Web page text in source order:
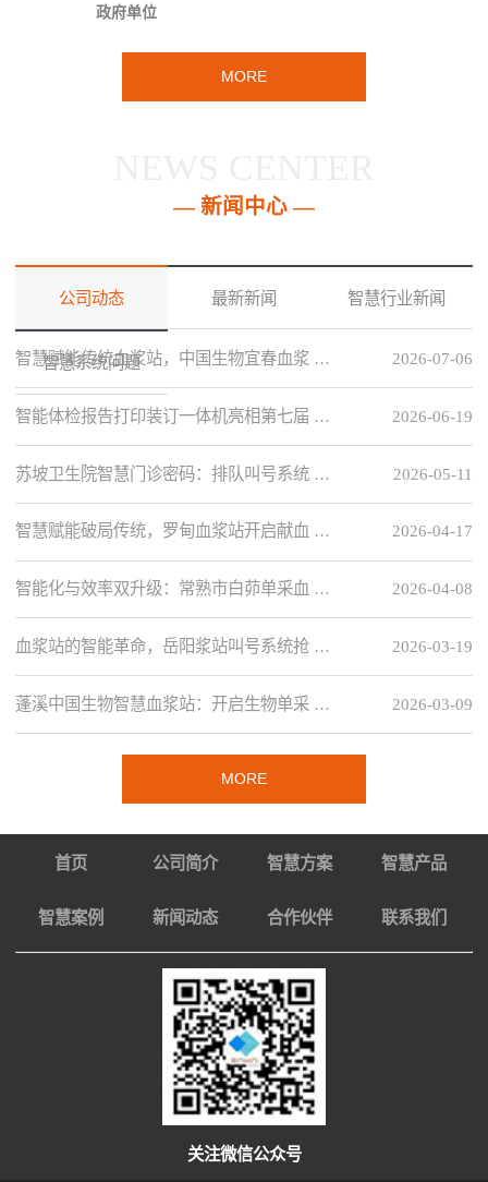
政府单位
MORE
— 新闻中心 —
公司动态 最新新闻 智慧行业新闻
智慧系统问题 2026-07-06
智慧赋能传统血浆站，中国生物宜春血浆 …
2026-06-19
智能体检报告打印装订一体机亮相第七届 …
2026-05-11
苏坡卫生院智慧门诊密码：排队叫号系统 …
2026-04-17
智慧赋能破局传统，罗甸血浆站开启献血 …
2026-04-08
智能化与效率双升级：常熟市白茆单采血 …
2026-03-19
血浆站的智能革命，岳阳浆站叫号系统抢 …
2026-03-09
蓬溪中国生物智慧血浆站：开启生物单采 …
MORE
首页 公司简介 智慧方案 智慧产品
智慧案例 新闻动态 合作伙伴 联系我们
关注微信公众号